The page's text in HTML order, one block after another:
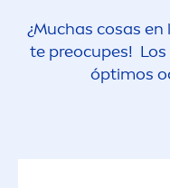
¿Muchas cosas en
te preocupes!
óptimos